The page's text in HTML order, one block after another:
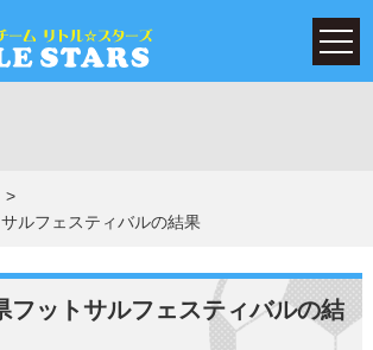
ルフェスティバルの結果
フットサルフェスティバルの結